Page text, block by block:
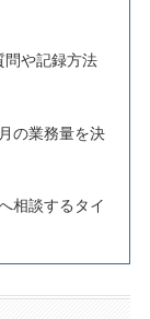
問や記録方法
の業務量を決
相談するタイ